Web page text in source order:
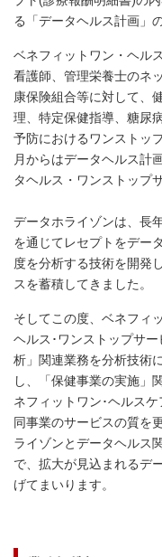
る「データヘルス計画」
ベネフィットワン・ヘル
看護師、管理栄養士のネ
康保険組合等に対して、
理、特定保健指導、糖尿
予防におけるワンストッ
月からはデータヘルス計
タヘルス・ワンストップ
データホライゾンは、長
を通じてレセプトをデー
度を分析する技術を開発
スを蓄積してきました。
そしてこの度、ベネフィ
ヘルス･ワンストップサ
析」関連業務を分析技術
し、「保健事業の実施」
ネフィットワン･ヘルス
同事業のサービスの質を
ライゾンとデータヘルス
で、拡大が見込まれるデ
げてまいります。